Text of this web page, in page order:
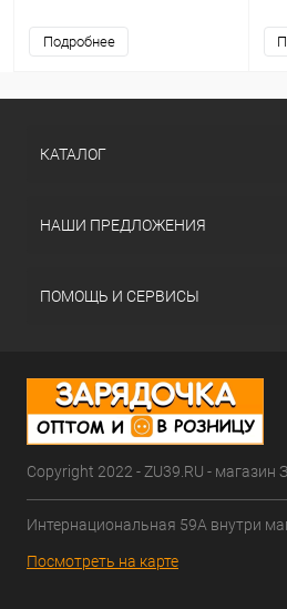
Подробнее
КАТАЛОГ
НАШИ ПРЕДЛОЖЕНИЯ
ПОМОЩЬ И СЕРВИСЫ
Copyright 2022 - ZU39.RU - магазин
Интернациональная 59А внутри
Посмотреть на карте